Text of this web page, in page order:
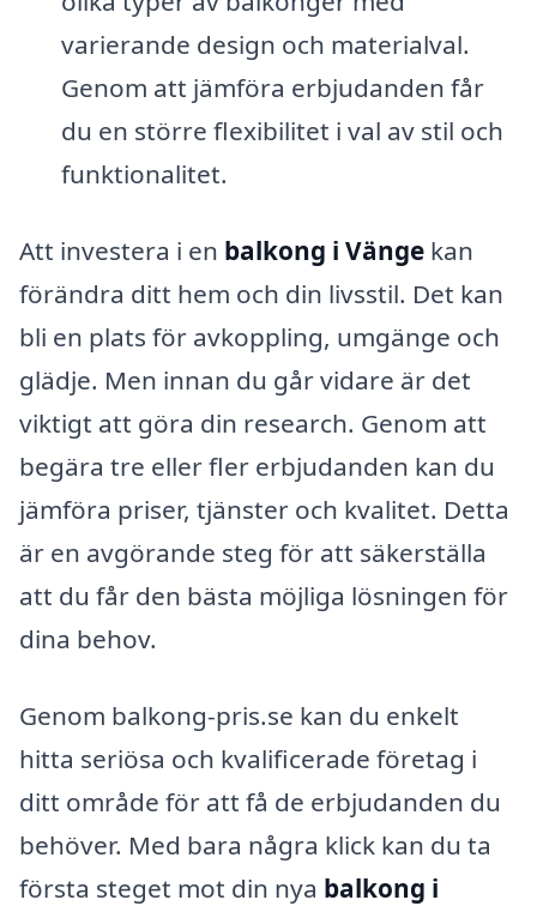
varierande design och materialval.
Genom att jämföra erbjudanden får
du en större flexibilitet i val av stil och
funktionalitet.
Att investera i en balkong i Vänge kan
förändra ditt hem och din livsstil. Det kan
bli en plats för avkoppling, umgänge och
glädje. Men innan du går vidare är det
viktigt att göra din research. Genom att
begära tre eller fler erbjudanden kan du
jämföra priser, tjänster och kvalitet. Detta
är en avgörande steg för att säkerställa
att du får den bästa möjliga lösningen för
dina behov.
Genom balkong-pris.se kan du enkelt
hitta seriösa och kvalificerade företag i
ditt område för att få de erbjudanden du
behöver. Med bara några klick kan du ta
första steget mot din nya balkong i